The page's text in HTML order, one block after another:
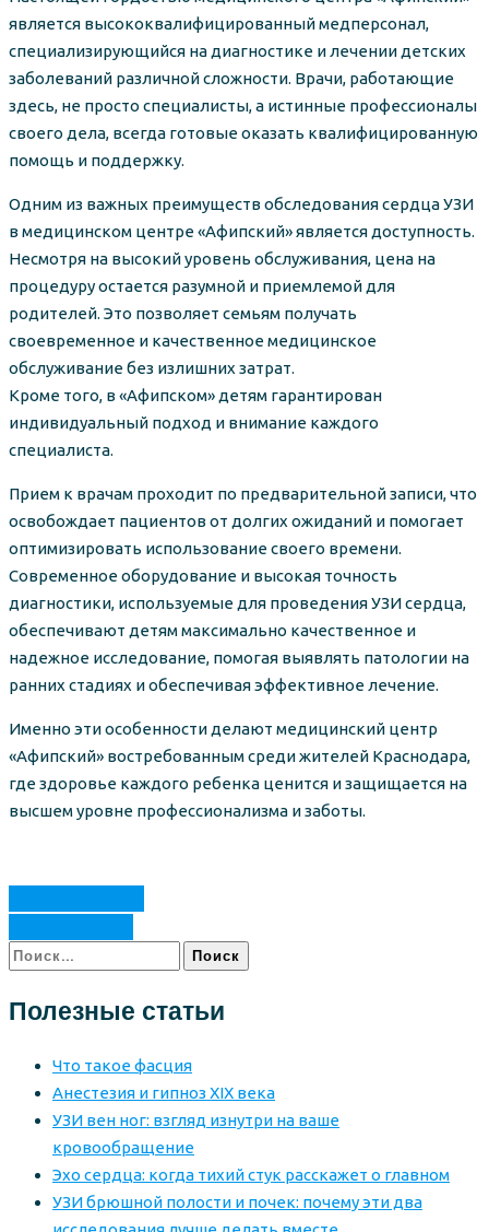
является высококвалифицированный медперсонал,
специализирующийся на диагностике и лечении детских
заболеваний различной сложности. Врачи, работающие
здесь, не просто специалисты, а истинные профессионалы
своего дела, всегда готовые оказать квалифицированную
помощь и поддержку.
Одним из важных преимуществ обследования сердца УЗИ
в медицинском центре «Афипский» является доступность.
Несмотря на высокий уровень обслуживания, цена на
процедуру остается разумной и приемлемой для
родителей. Это позволяет семьям получать
своевременное и качественное медицинское
обслуживание без излишних затрат.
Кроме того, в «Афипском» детям гарантирован
индивидуальный подход и внимание каждого
специалиста.
Прием к врачам проходит по предварительной записи, что
освобождает пациентов от долгих ожиданий и помогает
оптимизировать использование своего времени.
Современное оборудование и высокая точность
диагностики, используемые для проведения УЗИ сердца,
обеспечивают детям максимально качественное и
надежное исследование, помогая выявлять патологии на
ранних стадиях и обеспечивая эффективное лечение.
Именно эти особенности делают медицинский центр
«Афипский» востребованным среди жителей Краснодара,
где здоровье каждого ребенка ценится и защищается на
высшем уровне профессионализма и заботы.
Найти:
Полезные статьи
Что такое фасция
Анестезия и гипноз XIX века
УЗИ вен ног: взгляд изнутри на ваше
кровообращение
Эхо сердца: когда тихий стук расскажет о главном
УЗИ брюшной полости и почек: почему эти два